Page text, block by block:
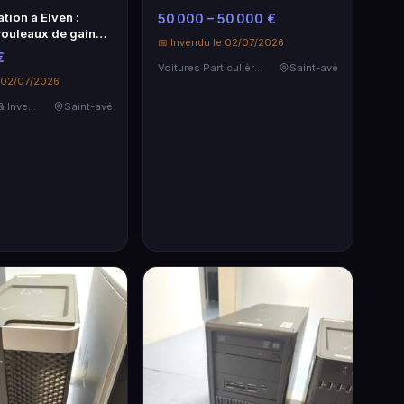
à Elven :
de gaine
07/2026
Destockage & Invendus
Saint-avé
50 000 – 50 000 €
📅 Invendu le 02/07/2026
Voitures Particulières
Saint-avé